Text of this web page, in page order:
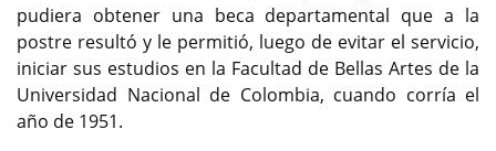
pudiera obtener una beca departamental que a la
postre resultó y le permitió, luego de evitar el servicio,
iniciar sus estudios en la Facultad de Bellas Artes de la
Universidad Nacional de Colombia, cuando corría el
año de 1951.